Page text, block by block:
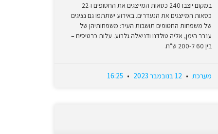
במקום יוצבו 240 כסאות המייצגים את החטופים ו-22
כסאות המייצגים את הנעדרים. באירוע ישתתפו גם נציגים
של משפחות החטופים תושבות העיר: משפחותיהן של
ענבר הימן, אליה טולדנו ודניאלה גלבוע. עלות כרטיסים –
בין 60 ל-200 ש"ח.
מערכת